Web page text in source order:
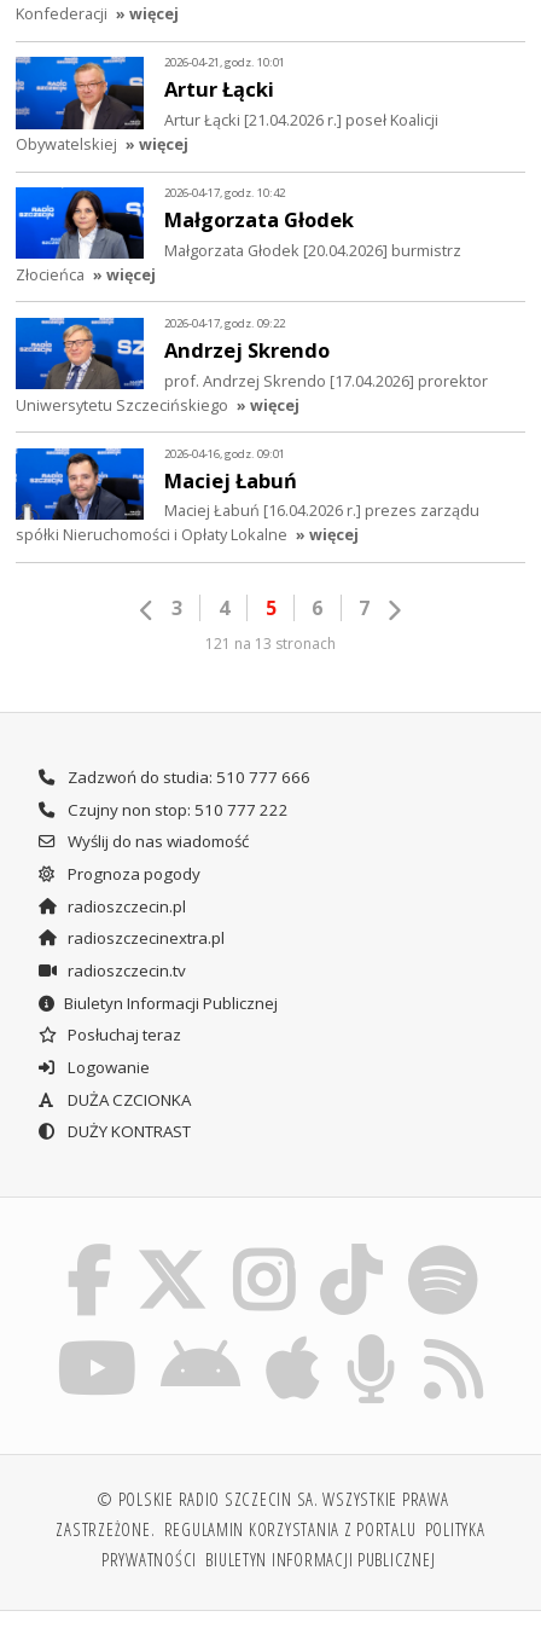
Konfederacji » więcej
2026-04-21, godz. 10:01
Artur Łącki
Artur Łącki [21.04.2026 r.] poseł Koalicji
Obywatelskiej » więcej
2026-04-17, godz. 10:42
Małgorzata Głodek
Małgorzata Głodek [20.04.2026] burmistrz
Złocieńca » więcej
2026-04-17, godz. 09:22
Andrzej Skrendo
prof. Andrzej Skrendo [17.04.2026] prorektor
Uniwersytetu Szczecińskiego » więcej
2026-04-16, godz. 09:01
Maciej Łabuń
Maciej Łabuń [16.04.2026 r.] prezes zarządu
spółki Nieruchomości i Opłaty Lokalne » więcej
3 4 5 6 7
121 na 13 stronach
Zadzwoń do studia: 510 777 666
Czujny non stop: 510 777 222
Wyślij do nas wiadomość
Prognoza pogody
radioszczecin.pl
radioszczecinextra.pl
radioszczecin.tv
Biuletyn Informacji Publicznej
Posłuchaj teraz
Logowanie
DUŻA CZCIONKA
DUŻY KONTRAST
© POLSKIE RADIO SZCZECIN SA. WSZYSTKIE PRAWA
ZASTRZEŻONE. REGULAMIN KORZYSTANIA Z PORTALU POLITYKA
PRYWATNOŚCI BIULETYN INFORMACJI PUBLICZNEJ